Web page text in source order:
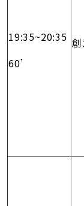
19:35~20:35
60’